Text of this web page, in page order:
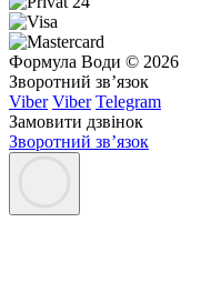
Формула Води © 2026
Зворотний зв’язок
Viber Viber Telegram
Замовити дзвінок
Зворотний зв’язок